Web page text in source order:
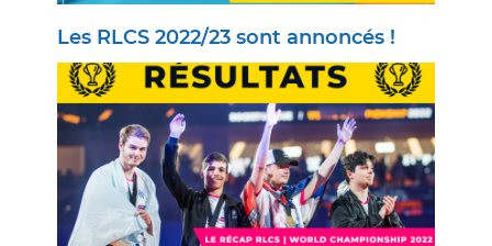
Les RLCS 2022/23 sont annoncés !